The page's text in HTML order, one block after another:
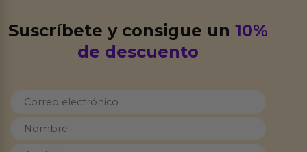
Suscríbete y consigue un10%
de descuento